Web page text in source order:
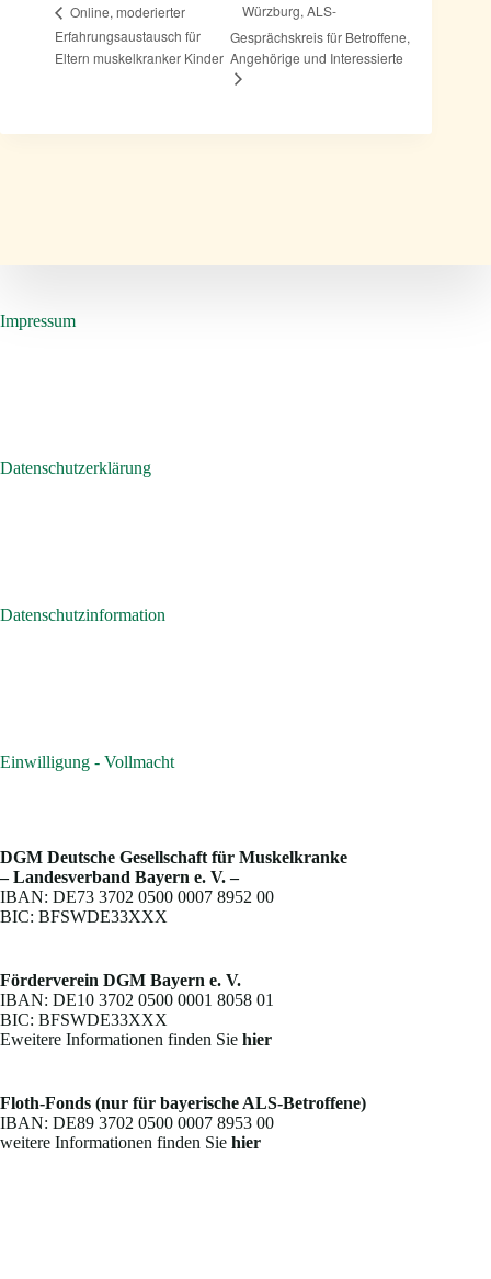
Online, moderierter
Erfahrungsaustausch für
Eltern muskelkranker Kinder
Würzburg, ALS-
Gesprächskreis für Betroffene,
Angehörige und Interessierte
Impressum
Datenschutzerklärung
Datenschutzinformation
Einwilligung - Vollmacht
DGM Deutsche Gesellschaft für Muskelkranke
– Landesverband Bayern e. V. –
IBAN: DE73 3702 0500 0007 8952 00
BIC: BFSWDE33XXX
Förderverein DGM Bayern e. V.
IBAN: DE10 3702 0500 0001 8058 01
BIC: BFSWDE33XXX
Eweitere Informationen finden Sie hier
Floth-Fonds (nur für bayerische ALS-Betroffene)
IBAN: DE89 3702 0500 0007 8953 00
weitere Informationen finden Sie hier